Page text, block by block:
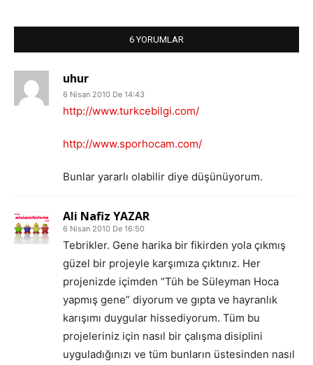
6 YORUMLAR
uhur
6 Nisan 2010 De 14:43
http://www.turkcebilgi.com/
http://www.sporhocam.com/
Bunlar yararlı olabilir diye düşünüyorum.
Ali Nafiz YAZAR
6 Nisan 2010 De 16:50
Tebrikler. Gene harika bir fikirden yola çıkmış
güzel bir projeyle karşımıza çıktınız. Her
projenizde içimden “Tüh be Süleyman Hoca
yapmış gene” diyorum ve gıpta ve hayranlık
karışımı duygular hissediyorum. Tüm bu
projeleriniz için nasıl bir çalışma disiplini
uyguladığınızı ve tüm bunların üstesinden nasıl